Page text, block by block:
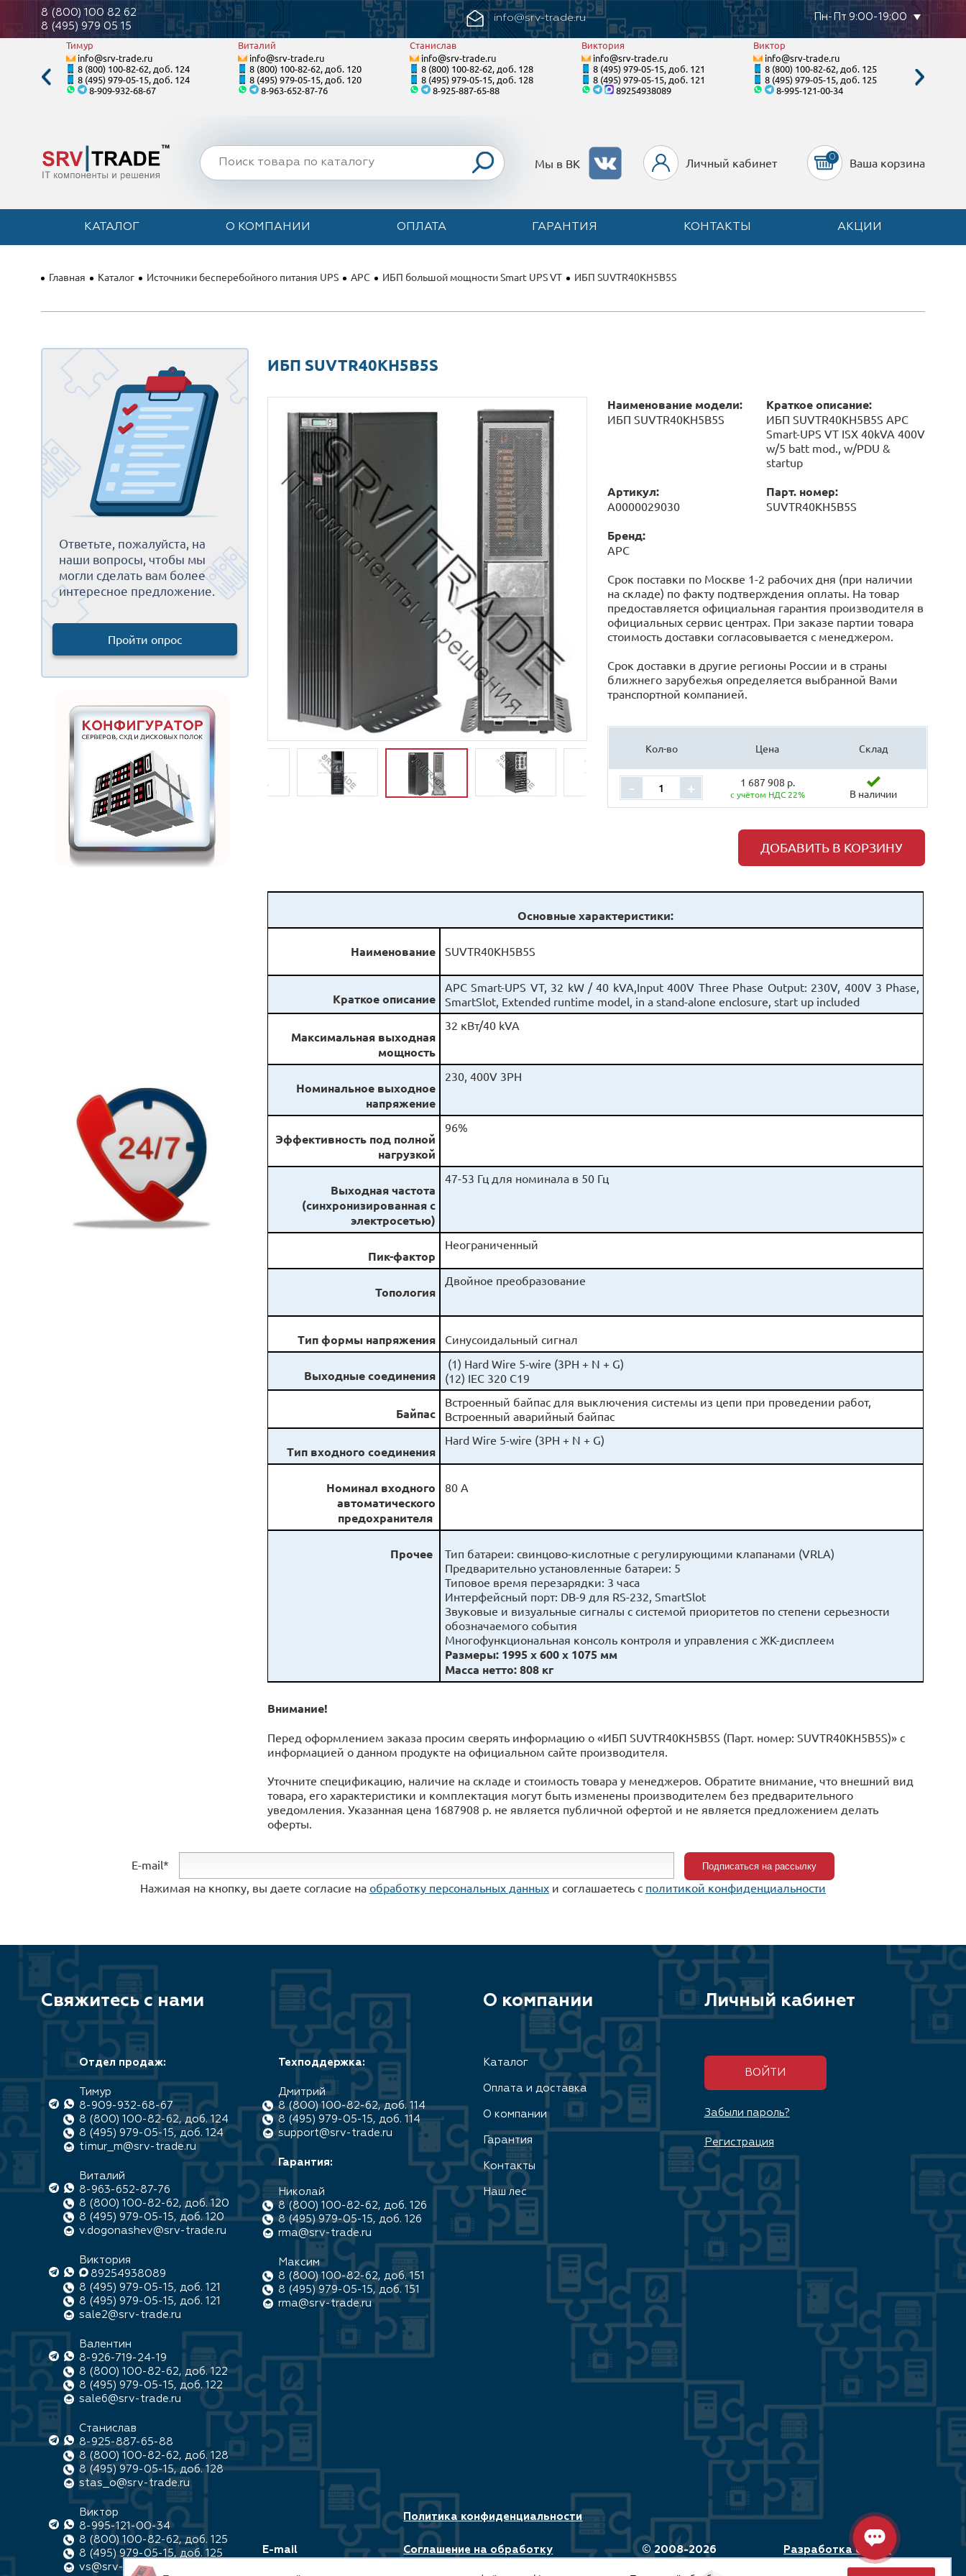
8 (800) 100 82 62
8 (495) 979 05 15
info@srv-trade.ru Пн-Пт 9:00-19:00
Тимур
info@srv-trade.ru
8 (800) 100-82-62, доб. 124
8 (495) 979-05-15, доб. 124
8-909-932-68-67
Виталий
info@srv-trade.ru
8 (800) 100-82-62, доб. 120
8 (495) 979-05-15, доб. 120
8-963-652-87-76
Станислав
info@srv-trade.ru
8 (800) 100-82-62, доб. 128
8 (495) 979-05-15, доб. 128
8-925-887-65-88
Виктория
info@srv-trade.ru
8 (495) 979-05-15, доб. 121
8 (495) 979-05-15, доб. 121
89254938089
Виктор
info@srv-trade.ru
8 (800) 100-82-62, доб. 125
8 (495) 979-05-15, доб. 125
8-995-121-00-34
КАТАЛОГ О КОМПАНИИ ОПЛАТА ГАРАНТИЯ КОНТАКТЫ АКЦИИ
Мы в ВК Личный кабинет 0 Ваша корзина
Главная Каталог Источники бесперебойного питания UPS APC ИБП большой мощности Smart UPS VT ИБП SUVTR40KH5B5S
Ответьте, пожалуйста, на
наши вопросы, чтобы мы
могли сделать вам более
интересное предложение.
Пройти опрос
ИБП SUVTR40KH5B5S
Наименование модели:
ИБП SUVTR40KH5B5S
Краткое описание:
ИБП SUVTR40KH5B5S APC
Smart-UPS VT ISX 40kVA 400V
w/5 batt mod., w/PDU &
startup
Артикул:
А0000029030
Парт. номер:
SUVTR40KH5B5S
Бренд:
APC
Срок поставки по Москве 1-2 рабочих дня (при наличии
на складе) по факту подтверждения оплаты. На товар
предоставляется официальная гарантия производителя в
официальных сервис центрах. При заказе партии товара
стоимость доставки согласовывается с менеджером.
Срок доставки в другие регионы России и в страны
ближнего зарубежья определяется выбранной Вами
транспортной компанией.
Кол-во Цена Склад
- + 1 687 908 р.
с учётом НДС 22% В наличии
ДОБАВИТЬ В КОРЗИНУ
Основные характеристики:
Наименование SUVTR40KH5B5S
Краткое описание
APC Smart-UPS VT, 32 kW / 40 kVA,Input 400V Three Phase Output: 230V, 400V 3 Phase,
SmartSlot, Extended runtime model, in a stand-alone enclosure, start up included
Максимальная выходная
мощность
32 кВт/40 kVA
Номинальное выходное
напряжение
230, 400V 3PH
Эффективность под полной
нагрузкой
96%
Выходная частота
(синхронизированная с
электросетью)
47-53 Гц для номинала в 50 Гц
Пик-фактор
Неограниченный
Топология
Двойное преобразование
Тип формы напряжения Синусоидальный сигнал
Выходные соединения
(1) Hard Wire 5-wire (3PH + N + G)
(12) IEC 320 C19
Байпас
Встроенный байпас для выключения системы из цепи при проведении работ,
Встроенный аварийный байпас
Тип входного соединения
Hard Wire 5-wire (3PH + N + G)
Номинал входного
автоматического
предохранителя
80 А
Прочее
Тип батареи: свинцово-кислотные с регулирующими клапанами (VRLA)
Предварительно установленные батареи: 5
Типовое время перезарядки: 3 часа
Интерфейсный порт: DB-9 для RS-232, SmartSlot
Звуковые и визуальные сигналы с системой приоритетов по степени серьезности
обозначаемого события
Многофункциональная консоль контроля и управления с ЖК-дисплеем
Размеры: 1995 х 600 х 1075 мм
Масса нетто: 808 кг
Внимание!
Перед оформлением заказа просим сверять информацию о «ИБП SUVTR40KH5B5S (Парт. номер: SUVTR40KH5B5S)» с
информацией o данном продукте на официальном сайте производителя.
Уточните спецификацию, наличие на складе и стоимость товара у менеджеров. Обратите внимание, что внешний вид
товара, его характеристики и комплектация могут быть изменены производителем без предварительного
уведомления. Указанная цена 1687908 р. не является публичной офертой и не является предложением делать
оферты.
E-mail*
Нажимая на кнопку, вы даете согласие на обработку персональных данных и соглашаетесь c политикой конфиденциальности
Свяжитесь с нами
Отдел продаж:
Тимур
8-909-932-68-67
8 (800) 100-82-62, доб. 124
8 (495) 979-05-15, доб. 124
timur_m@srv-trade.ru
Виталий
8-963-652-87-76
8 (800) 100-82-62, доб. 120
8 (495) 979-05-15, доб. 120
v.dogonashev@srv-trade.ru
Виктория
89254938089
8 (495) 979-05-15, доб. 121
8 (495) 979-05-15, доб. 121
sale2@srv-trade.ru
Валентин
8-926-719-24-19
8 (800) 100-82-62, доб. 122
8 (495) 979-05-15, доб. 122
sale6@srv-trade.ru
Станислав
8-925-887-65-88
8 (800) 100-82-62, доб. 128
8 (495) 979-05-15, доб. 128
stas_o@srv-trade.ru
Виктор
8-995-121-00-34
8 (800) 100-82-62, доб. 125
8 (495) 979-05-15, доб. 125
vs@srv-trade.ru
Техподдержка:
Дмитрий
8 (800) 100-82-62, доб. 114
8 (495) 979-05-15, доб. 114
support@srv-trade.ru
Гарантия:
Николай
8 (800) 100-82-62, доб. 126
8 (495) 979-05-15, доб. 126
rma@srv-trade.ru
Максим
8 (800) 100-82-62, доб. 151
8 (495) 979-05-15, доб. 151
rma@srv-trade.ru
О компании
Каталог
Оплата и доставка
О компании
Гарантия
Контакты
Наш лес
Личный кабинет
ВОЙТИ
Забыли пароль?
Регистрация
E-mail
Политика конфиденциальности
Соглашение на обработку
© 2008-2026
Разработка сайта: